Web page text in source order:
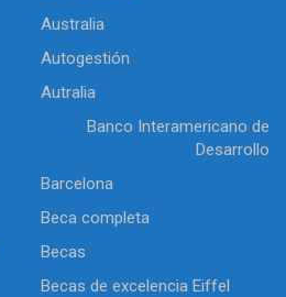
Australia
Autogestión
Autralia
Banco Interamericano de
Desarrollo
Barcelona
Beca completa
Becas
Becas de excelencia Eiffel